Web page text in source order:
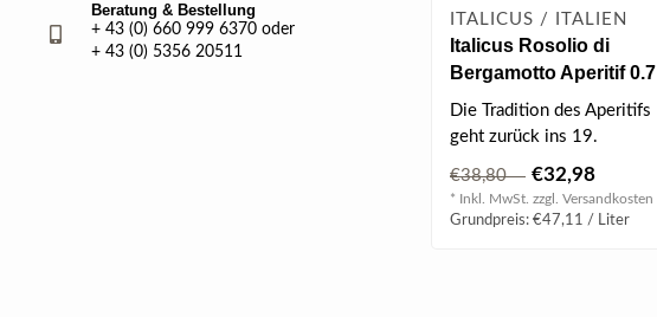
Beratung & Bestellung
+ 43 (0) 660 999 6370 oder
+ 43 (0) 5356 20511
ITALICUS / ITALIEN
Italicus Rosolio di
Bergamotto Aperitif 0.7
l 20% vol
Die Tradition des Aperitifs
geht zurück ins 19.
Rosolio..
€38,80 €32,98
* Inkl. MwSt. zzgl. Versandkosten
Grundpreis: €47,11 / Liter